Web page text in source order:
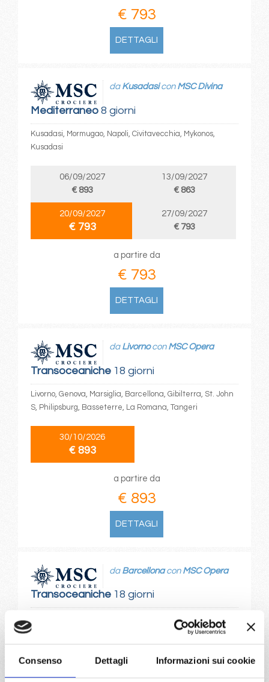
Consenso Dettagli Informazioni sui cookie
€ 793
DETTAGLI
Mediterraneo8 giorni
da Kusadasicon MSC Divina
Kusadasi, Mormugao, Napoli, Civitavecchia, Mykonos,
Kusadasi
06/09/2027
€ 893
13/09/2027
€ 863
20/09/2027
€ 793
27/09/2027
€ 793
a partire da
€ 793
DETTAGLI
Transoceaniche18 giorni
da Livornocon MSC Opera
Livorno, Genova, Marsiglia, Barcellona, Gibilterra, St. John
S, Philipsburg, Basseterre, La Romana, Tangeri
30/10/2026
€ 893
a partire da
€ 893
DETTAGLI
Transoceaniche18 giorni
da Barcellonacon MSC Opera
Barcellona, Gibilterra, St. John S, Philipsburg, Basseterre,
La Romana, Bridgetown, Tangeri
02/11/2026
€ 893